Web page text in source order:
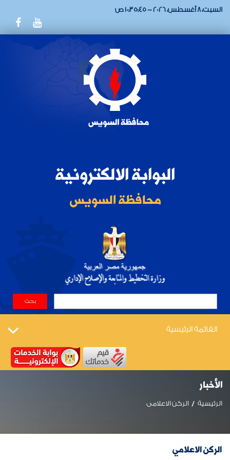
السبت، 8 أغسطس، 2026 - 10:35:45 ص
البوابة الالكترونية
محافظة السويس
القائمة الرئيسية
الأخبار
الرئيسية الركن الاعلامى
الركن الاعلامي